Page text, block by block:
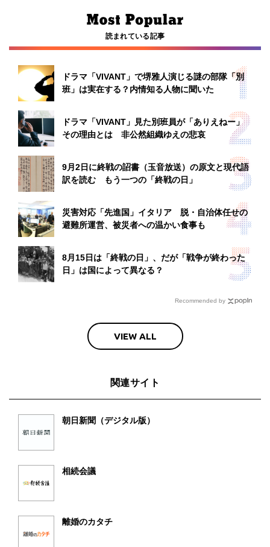
読まれている記事
ドラマ「VIVANT」で堺雅人演じる謎の部隊「別
班」は実在する？内情知る人物に聞いた
ドラマ「VIVANT」見た別班員が「ありえねー」
その理由とは 非公然組織ゆえの悲哀
9月2日に終戦の詔書（玉音放送）の原文と現代語
訳を読む もう一つの「終戦の日」
災害対応「先進国」イタリア 脱・自治体任せの
避難所運営、被災者への温かい食事も
8月15日は「終戦の日」、だが「戦争が終わった
日」は国によって異なる？
Recommended by
VIEW ALL
関連サイト
朝日新聞（デジタル版）
相続会議
離婚のカタチ